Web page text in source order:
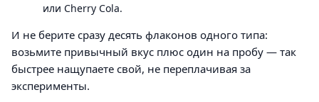
или Cherry Cola.
И не берите сразу десять флаконов одного типа:
возьмите привычный вкус плюс один на пробу — так
быстрее нащупаете свой, не переплачивая за
эксперименты.